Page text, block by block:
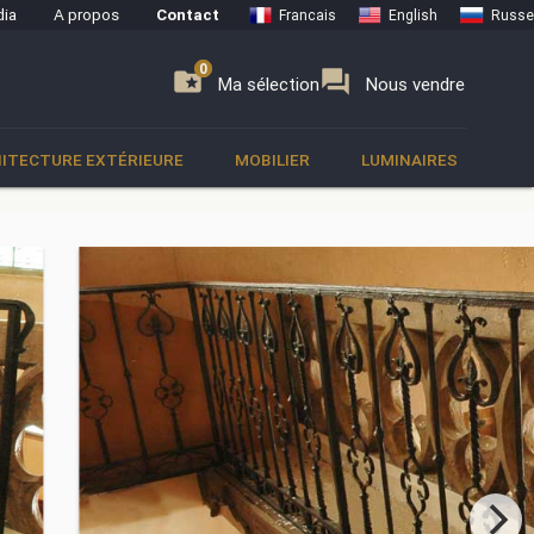
A propos Contact Francais English Russe
folder_special Ma sélection
0 forum Nous vendre
0
EXTÉRIEURE MOBILIER LUMINAIRES